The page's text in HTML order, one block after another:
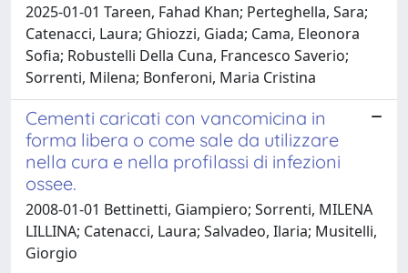
2025-01-01 Tareen, Fahad Khan; Perteghella, Sara;
Catenacci, Laura; Ghiozzi, Giada; Cama, Eleonora
Sofia; Robustelli Della Cuna, Francesco Saverio;
Sorrenti, Milena; Bonferoni, Maria Cristina
Cementi caricati con vancomicina in
forma libera o come sale da utilizzare
nella cura e nella profilassi di infezioni
ossee.
2008-01-01 Bettinetti, Giampiero; Sorrenti, MILENA
LILLINA; Catenacci, Laura; Salvadeo, Ilaria; Musitelli,
Giorgio